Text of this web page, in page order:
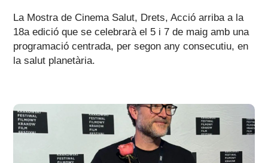
La Mostra de Cinema Salut, Drets, Acció arriba a la
18a edició que se celebrarà el 5 i 7 de maig amb una
programació centrada, per segon any consecutiu, en
la salut planetària.